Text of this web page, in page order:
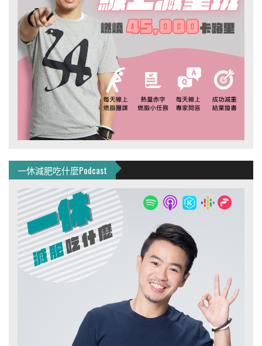
一休減肥吃什麼Podcast